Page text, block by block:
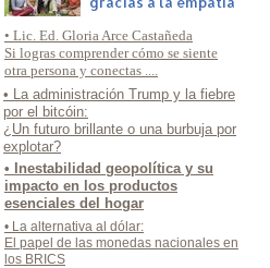
• La alternativa al dólar:
El papel de las monedas nacionales en
los BRICS
• Inestabilidad geopolítica y su
impacto en los productos
esenciales del hogar
• La administración Trump y la fiebre
por el bitcóin:
¿Un futuro brillante o una burbuja por
explotar?
• Lic. Ed. Gloria Arce Castañeda
Si logras comprender cómo se siente
otra persona y conectas ....